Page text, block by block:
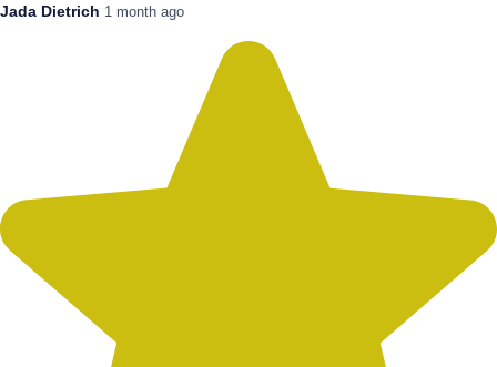
Jada Dietrich 1 month ago